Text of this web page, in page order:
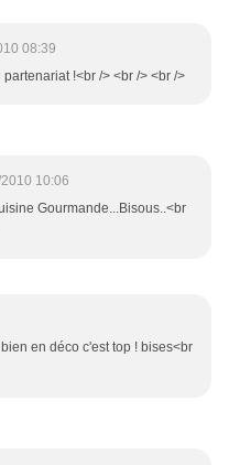
08:39
!<br /> <br /> <br />
10:06
Gourmande...Bisous..<br
en déco c'est top ! bises<br